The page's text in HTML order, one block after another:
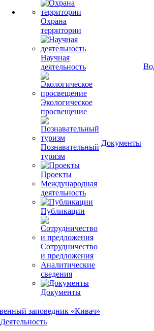
Охрана
территории
Научная
деятельность
Экологическое
просвещение
Познавательный
туризм
Проекты
Международная
деятельность
Публикации
Сотрудничество
и предложения
Аналитические
сведения
Документы
Документы
Деятельность